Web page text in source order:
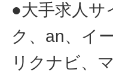
●大手求人サ
ク、an、イ
リクナビ、